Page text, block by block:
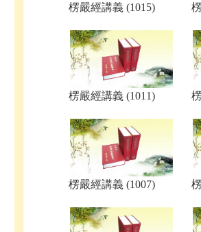
楞嚴經講義 (1015)
楞嚴經講義 (1011)
楞嚴經講義 (1007)